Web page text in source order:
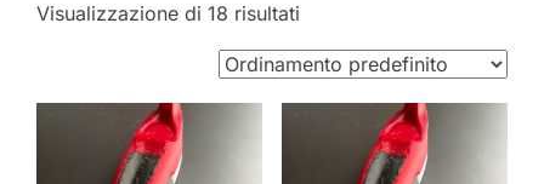
Visualizzazione di 18 risultati